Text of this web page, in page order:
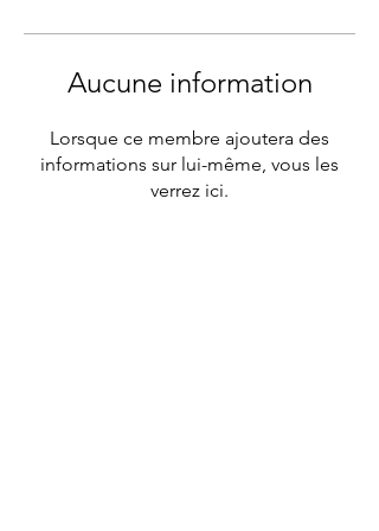
Aucune information
Lorsque ce membre ajoutera des
informations sur lui-même, vous les
verrez ici.